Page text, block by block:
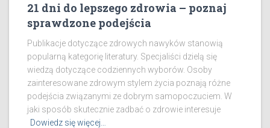
21 dni do lepszego zdrowia – poznaj
sprawdzone podejścia
Publikacje dotyczące zdrowych nawyków stanowią
popularną kategorię literatury. Specjaliści dzielą się
wiedzą dotyczące codziennych wyborów. Osoby
zainteresowane zdrowym stylem życia poznają różne
podejścia związanymi ze dobrym samopoczuciem. W
jaki sposób skutecznie zadbać o zdrowie interesuje
Dowiedz się więcej…